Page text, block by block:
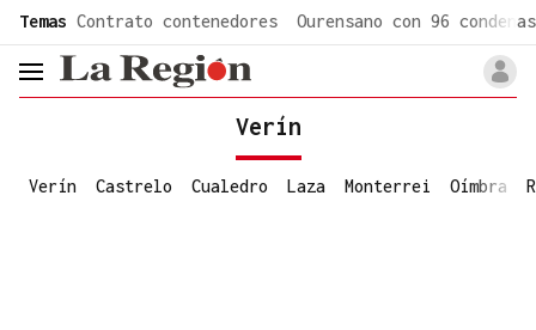
Temas Contrato contenedores Ourensano con 96 condenas
header.menu.open
Verín
Verín Castrelo Cualedro Laza Monterrei Oímbra